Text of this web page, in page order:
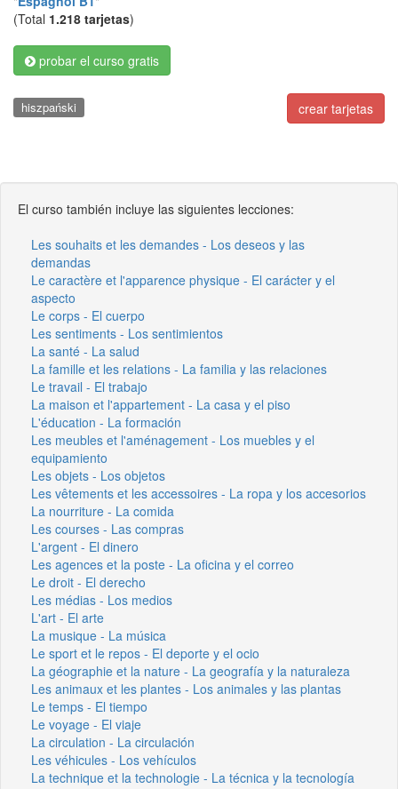
(Total 1.218 tarjetas)
probar el curso gratis
crear tarjetas
hiszpański
El curso también incluye las siguientes lecciones:
Les souhaits et les demandes - Los deseos y las
demandas
Le caractère et l'apparence physique - El carácter y el
aspecto
Le corps - El cuerpo
Les sentiments - Los sentimientos
La santé - La salud
La famille et les relations - La familia y las relaciones
Le travail - El trabajo
La maison et l'appartement - La casa y el piso
L'éducation - La formación
Les meubles et l'aménagement - Los muebles y el
equipamiento
Les objets - Los objetos
Les vêtements et les accessoires - La ropa y los accesorios
La nourriture - La comida
Les courses - Las compras
L'argent - El dinero
Les agences et la poste - La oficina y el correo
Le droit - El derecho
Les médias - Los medios
L'art - El arte
La musique - La música
Le sport et le repos - El deporte y el ocio
La géographie et la nature - La geografía y la naturaleza
Les animaux et les plantes - Los animales y las plantas
Le temps - El tiempo
Le voyage - El viaje
La circulation - La circulación
Les véhicules - Los vehículos
La technique et la technologie - La técnica y la tecnología